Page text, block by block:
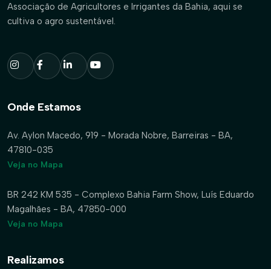
Associação de Agricultores e Irrigantes da Bahia, aqui se
cultiva o agro sustentável.
Onde Estamos
Av. Aylon Macedo, 919 - Morada Nobre, Barreiras - BA,
47810-035
Veja no Mapa
BR 242 KM 535 - Complexo Bahia Farm Show, Luís Eduardo
Magalhães - BA, 47850-000
Veja no Mapa
Realizamos